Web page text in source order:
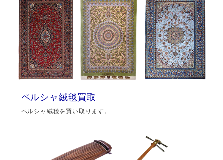
ペルシャ絨毯買取
ペルシャ絨毯を買い取ります。